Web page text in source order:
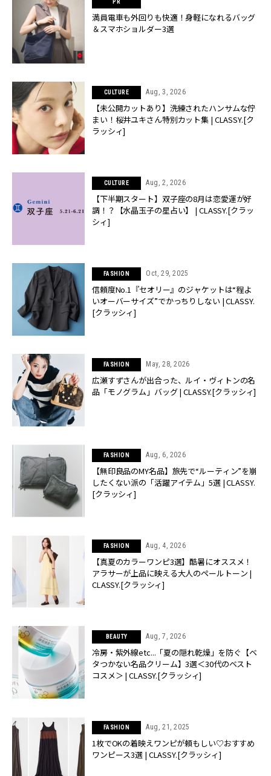
満員電車も外回りも快適！身軽になれるバッグ
＆スマホショルダー3選
CULTURE Aug, 3, 2026
【未公開カットあり】洗練されたハンサムな佇
まい！桜井ユキさん特別カット集 | CLASSY.[ク
ラッシィ]
CULTURE Aug, 2, 2026
【下半期スタート】双子座の8月は恋愛運が好
調！？【水晶玉子の星占い】 | CLASSY.[クラッ
シィ]
FASHION Oct, 29, 2025
信頼度No.1『セオリー』のジャケットは“程よ
いオーバーサイズ”でかっちりしない | CLASSY.
[クラッシィ]
FASHION May, 28, 2026
広瀬すずさんが出合った、ルイ・ヴィトンの名
品「モノグラム」バッグ | CLASSY.[クラッシィ]
FASHION Aug, 6, 2026
【無印良品のMY名品】旅先で“ルーティン”を崩
したくない派の「活躍アイテム」5選 | CLASSY.
[クラッシィ]
FASHION Aug, 4, 2026
【真夏のカラーワンピ3選】酷暑にオススメ！
アラサーが上品に映える大人のペールトーン |
CLASSY.[クラッシィ]
BEAUTY Aug, 7, 2026
冷房・紫外線etc...「夏の隠れ乾燥」を防ぐ【ベ
タつかない名品クリーム】3選＜30代のベスト
コスメ＞ | CLASSY.[クラッシィ]
FASHION Aug, 21, 2025
1枚でOKの着映えワンピが頼もしい♡おすすめ
ワンピース3選 | CLASSY.[クラッシィ]